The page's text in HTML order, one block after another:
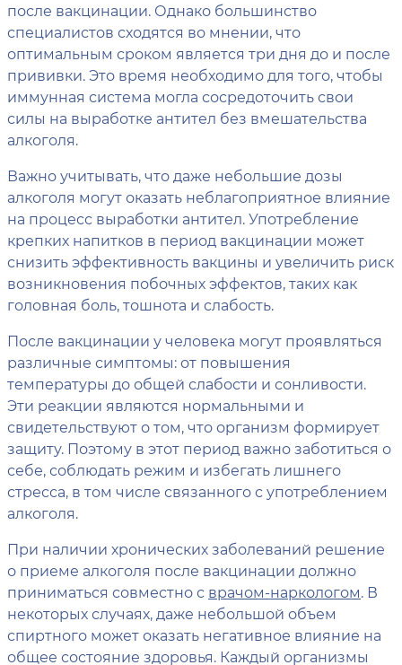
после вакцинации. Однако большинство
специалистов сходятся во мнении, что
оптимальным сроком является три дня до и после
прививки. Это время необходимо для того, чтобы
иммунная система могла сосредоточить свои
силы на выработке антител без вмешательства
алкоголя.
Важно учитывать, что даже небольшие дозы
алкоголя могут оказать неблагоприятное влияние
на процесс выработки антител. Употребление
крепких напитков в период вакцинации может
снизить эффективность вакцины и увеличить риск
возникновения побочных эффектов, таких как
головная боль, тошнота и слабость.
После вакцинации у человека могут проявляться
различные симптомы: от повышения
температуры до общей слабости и сонливости.
Эти реакции являются нормальными и
свидетельствуют о том, что организм формирует
защиту. Поэтому в этот период важно заботиться о
себе, соблюдать режим и избегать лишнего
стресса, в том числе связанного с употреблением
алкоголя.
При наличии хронических заболеваний решение
о приеме алкоголя после вакцинации должно
приниматься совместно с врачом-наркологом. В
некоторых случаях, даже небольшой объем
спиртного может оказать негативное влияние на
общее состояние здоровья. Каждый организмы